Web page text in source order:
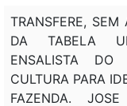
TRANSFERE,
DA TABELA
ENSALISTA DO
CULTURA PARA
FAZENDA.